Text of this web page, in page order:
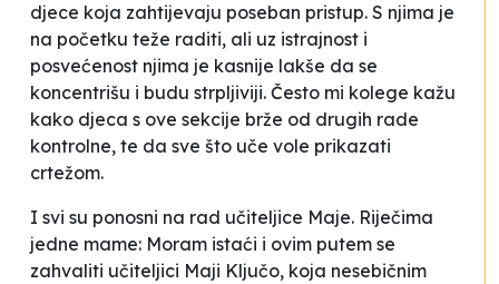
djece koja zahtijevaju poseban pristup. S njima je
na početku teže raditi, ali uz istrajnost i
posvećenost njima je kasnije lakše da se
koncentrišu i budu strpljiviji. Često mi kolege kažu
kako djeca s ove sekcije brže od drugih rade
kontrolne, te da sve što uče vole prikazati
crtežom.
I svi su ponosni na rad učiteljice Maje. Riječima
jedne mame: Moram istaći i ovim putem se
zahvaliti učiteljici Maji Ključo, koja nesebičnim